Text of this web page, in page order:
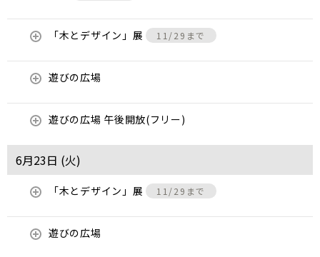
「木とデザイン」展 11/29まで
遊びの広場
遊びの広場 午後開放(フリー)
6月23日 (火)
「木とデザイン」展 11/29まで
遊びの広場